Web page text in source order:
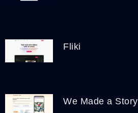
Fliki
We Made a Story